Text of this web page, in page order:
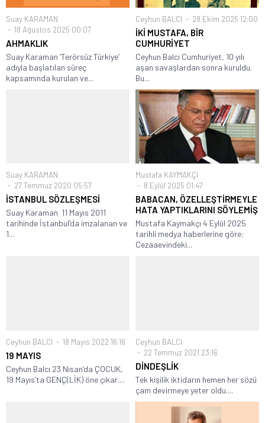
Suay KARAMAN
18 Ağustos 2025 00:07
AHMAKLIK
Suay Karaman ‘Terörsüz Türkiye’
adıyla başlatılan süreç
kapsamında kurulan ve...
Ceyhun BALCI 28 Ekim 2025 12:00
İKİ MUSTAFA, BİR
CUMHURİYET
Ceyhun Balcı Cumhuriyet, 10 yılı
aşan savaşlardan sonra kuruldu.
Bu...
Suay KARAMAN
27 Temmuz 2020 05:57
İSTANBUL SÖZLEŞMESİ
Suay Karaman 11 Mayıs 2011
tarihinde İstanbul’da imzalanan ve
1...
Mustafa KAYMAKÇI
8 Eylül 2025 01:47
BABACAN, ÖZELLEŞTİRMEYLE
HATA YAPTIKLARINI SÖYLEMİŞ
Mustafa Kaymakçı 4 Eylül 2025
tarihli medya haberlerine göre:
Cezaaevindeki...
Ceyhun BALCI 18 Mayıs 2022 16:16
19 MAYIS
Ceyhun Balcı 23 Nisan’da ÇOCUK,
19 Mayıs’ta GENÇ(LİK) öne çıkar....
Ceyhun BALCI
22 Temmuz 2021 23:16
DİNDEŞLİK
Tek kişilik iktidarın hemen her sözü
çam devirmeye yeter oldu....